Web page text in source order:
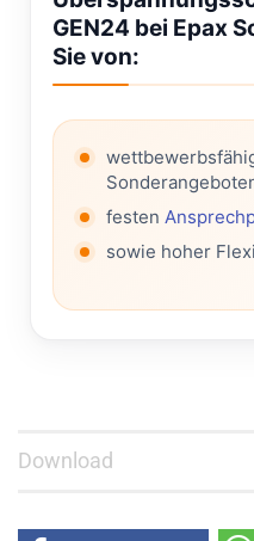
GEN24 bei Epax
Sie von:
festen
sowie hoher
Download